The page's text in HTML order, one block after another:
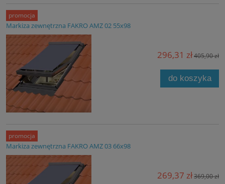
Markiza zewnętrzna FAKRO AMZ 02 55x98
296,31 zł405,90 zł
do koszyka
promocja
Markiza zewnętrzna FAKRO AMZ 03 66x98
269,37 zł369,00 zł
promocja